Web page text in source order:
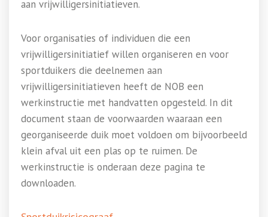
aan vrijwilligersinitiatieven.
Voor organisaties of individuen die een
vrijwilligersinitiatief willen organiseren en voor
sportduikers die deelnemen aan
vrijwilligersinitiatieven heeft de NOB een
werkinstructie met handvatten opgesteld. In dit
document staan de voorwaarden waaraan een
georganiseerde duik moet voldoen om bijvoorbeeld
klein afval uit een plas op te ruimen. De
werkinstructie is onderaan deze pagina te
downloaden.